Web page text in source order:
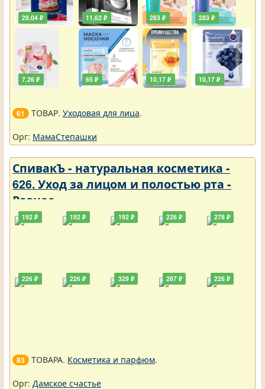
29,04 ₽
7,26 ₽
11,62 ₽
65 ₽
283 ₽
10,17 ₽
283 ₽
10,17 ₽
61 ТОВАР. Уходовая для лица.
Орг: МамаСтепашки
СпивакЪ - натуральная косметика -
626. Уход за лицом и полостью рта -
Разное
192 ₽
226 ₽
192 ₽
226 ₽
192 ₽
329 ₽
226 ₽
287 ₽
278 ₽
226 ₽
83 ТОВАРА. Косметика и парфюм.
Орг: Дамское счастье